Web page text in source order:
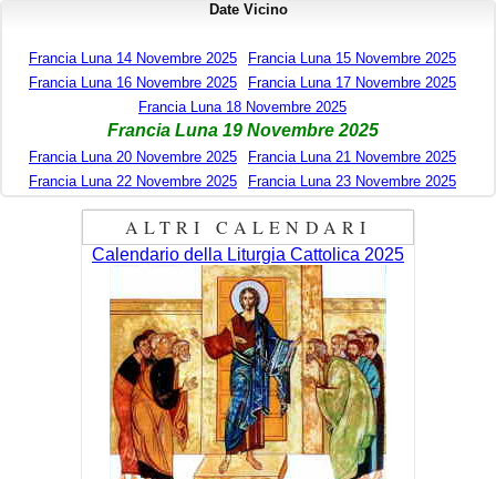
Date Vicino
Francia Luna 14 Novembre 2025
Francia Luna 15 Novembre 2025
Francia Luna 16 Novembre 2025
Francia Luna 17 Novembre 2025
Francia Luna 18 Novembre 2025
Francia Luna 19 Novembre 2025
Francia Luna 20 Novembre 2025
Francia Luna 21 Novembre 2025
Francia Luna 22 Novembre 2025
Francia Luna 23 Novembre 2025
ALTRI CALENDARI
Calendario della Liturgia Cattolica 2025